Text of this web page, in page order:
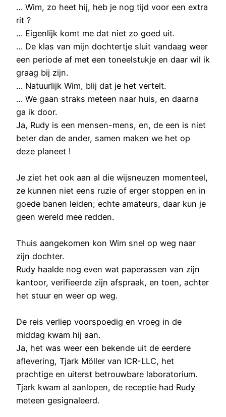
… Wim, zo heet hij, heb je nog tijd voor een extra
rit ?
… Eigenlijk komt me dat niet zo goed uit.
… De klas van mijn dochtertje sluit vandaag weer
een periode af met een toneelstukje en daar wil ik
graag bij zijn.
… Natuurlijk Wim, blij dat je het vertelt.
… We gaan straks meteen naar huis, en daarna
ga ik door.
Ja, Rudy is een mensen-mens, en, de een is niet
beter dan de ander, samen maken we het op
deze planeet !
Je ziet het ook aan al die wijsneuzen momenteel,
ze kunnen niet eens ruzie of erger stoppen en in
goede banen leiden; echte amateurs, daar kun je
geen wereld mee redden.
Thuis aangekomen kon Wim snel op weg naar
zijn dochter.
Rudy haalde nog even wat paperassen van zijn
kantoor, verifieerde zijn afspraak, en toen, achter
het stuur en weer op weg.
De reis verliep voorspoedig en vroeg in de
middag kwam hij aan.
Ja, het was weer een bekende uit de eerdere
aflevering, Tjark Möller van ICR-LLC, het
prachtige en uiterst betrouwbare laboratorium.
Tjark kwam al aanlopen, de receptie had Rudy
meteen gesignaleerd.